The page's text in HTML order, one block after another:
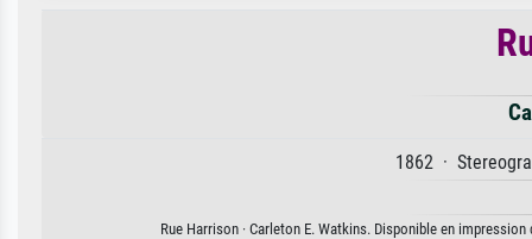
1862 ·
Rue Harrison · Carleton E. Watkins. Disponible en